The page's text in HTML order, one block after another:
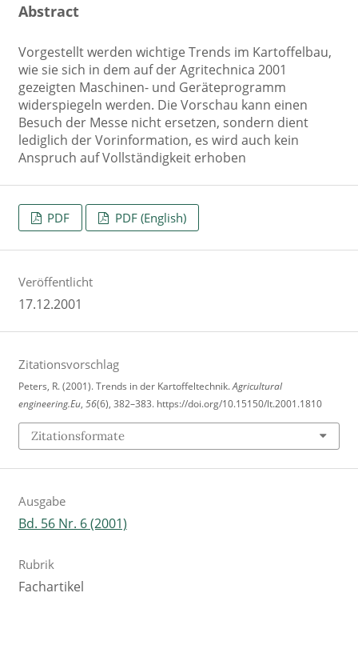
Abstract
Vorgestellt werden wichtige Trends im Kartoffelbau,
wie sie sich in dem auf der Agritechnica 2001
gezeigten Maschinen- und Geräteprogramm
widerspiegeln werden. Die Vorschau kann einen
Besuch der Messe nicht ersetzen, sondern dient
lediglich der Vorinformation, es wird auch kein
Anspruch auf Vollständigkeit erhoben
PDF PDF (English)
Veröffentlicht
17.12.2001
Zitationsvorschlag
Peters, R. (2001). Trends in der Kartoffeltechnik.Agricultural
engineering.Eu, 56(6), 382–383. https://doi.org/10.15150/lt.2001.1810
Zitationsformate
Ausgabe
Bd. 56 Nr. 6 (2001)
Rubrik
Fachartikel